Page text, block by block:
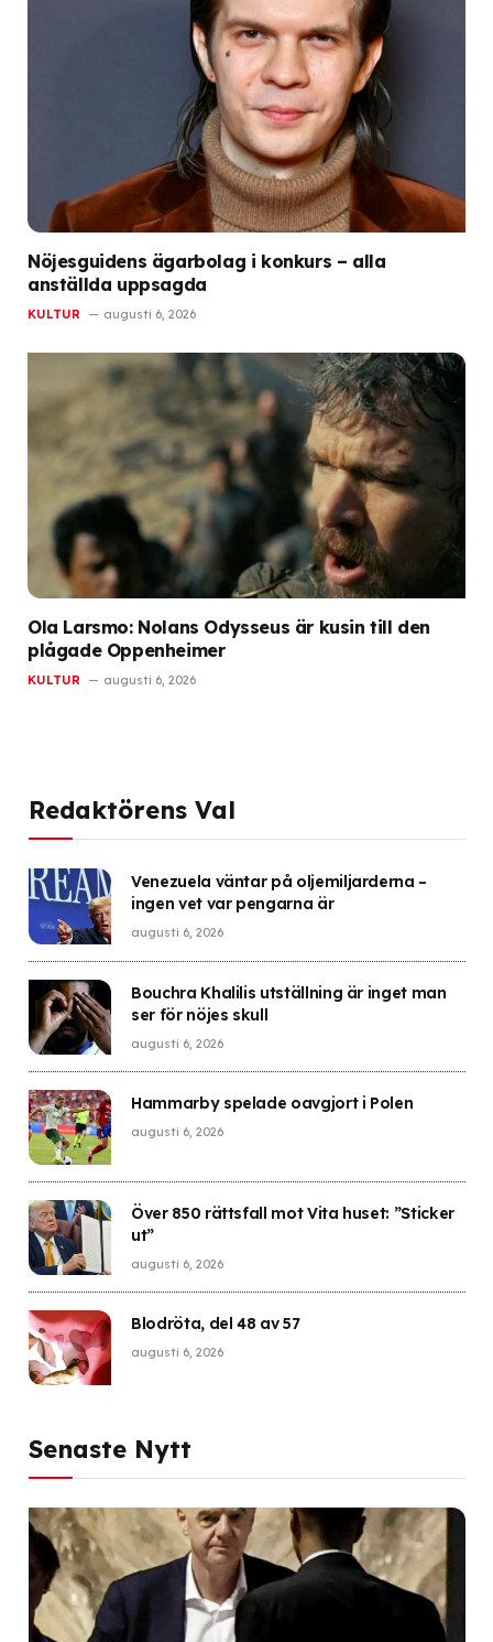
Nöjesguidens ägarbolag i konkurs – alla
anställda uppsagda
KULTUR augusti 6, 2026
Ola Larsmo: Nolans Odysseus är kusin till den
plågade Oppenheimer
KULTUR augusti 6, 2026
Redaktörens Val
Venezuela väntar på oljemiljarderna –
ingen vet var pengarna är
augusti 6, 2026
Bouchra Khalilis utställning är inget man
ser för nöjes skull
augusti 6, 2026
Hammarby spelade oavgjort i Polen
augusti 6, 2026
Över 850 rättsfall mot Vita huset: ”Sticker
ut”
augusti 6, 2026
Blodröta, del 48 av 57
augusti 6, 2026
Senaste Nytt